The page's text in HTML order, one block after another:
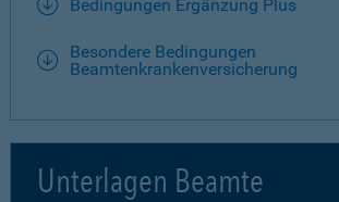
Bedingungen Ergänzung Plus
Besondere Bedingungen
Beamtenkrankenversicherung
Unterlagen Beamte